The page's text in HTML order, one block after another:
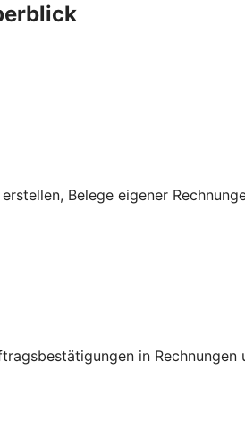
Belege eigener
in